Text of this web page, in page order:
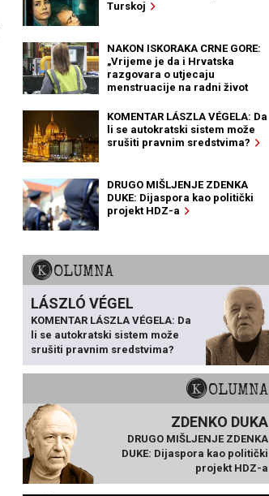
Turskoj
NAKON ISKORAKA CRNE GORE:
„Vrijeme je da i Hrvatska
razgovara o utjecaju
menstruacije na radni život
KOMENTAR LÁSZLA VÉGELA: Da
li se autokratski sistem može
srušiti pravnim sredstvima?
DRUGO MIŠLJENJE ZDENKA
DUKE: Dijaspora kao politički
projekt HDZ-a
KOLUMNA
LÁSZLÓ VÉGEL
KOMENTAR LÁSZLA VÉGELA: Da
li se autokratski sistem može
srušiti pravnim sredstvima?
KOLUMNA
ZDENKO DUKA
DRUGO MIŠLJENJE ZDENKA
DUKE: Dijaspora kao politički
projekt HDZ-a